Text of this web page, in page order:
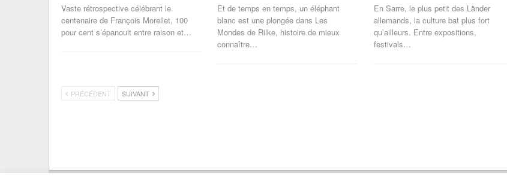
Vaste rétrospective célébrant le
centenaire de François Morellet, 100
pour cent s’épanouit entre raison et…
Et de temps en temps, un éléphant
blanc est une plongée dans Les
Mondes de Rilke, histoire de mieux
connaître…
En Sarre, le plus petit des Länder
allemands, la culture bat plus fort
qu’ailleurs. Entre expositions,
festivals…
PRÉCÉDENT SUIVANT